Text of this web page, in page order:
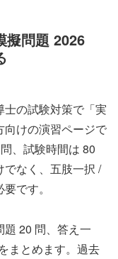
擬問題 2026
の試験対策で「実
けの演習ページで
、試験時間は 80
なく、五肢一択 /
です。
20 問、答え一
まとめます。過去